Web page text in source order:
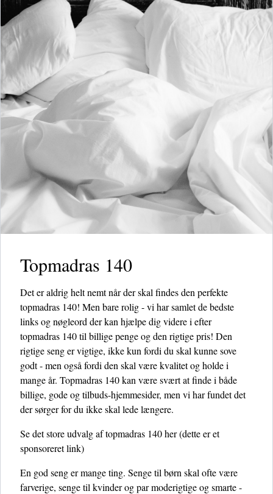
Topmadras 140
Det er aldrig helt nemt når der skal findes den perfekte
topmadras 140! Men bare rolig - vi har samlet de bedste
links og nøgleord der kan hjælpe dig videre i efter
topmadras 140 til billige penge og den rigtige pris! Den
rigtige seng er vigtige, ikke kun fordi du skal kunne sove
godt - men også fordi den skal være kvalitet og holde i
mange år. Topmadras 140 kan være svært at finde i både
billige, gode og tilbuds-hjemmesider, men vi har fundet det
der sørger for du ikke skal lede længere.
Se det store udvalg af topmadras 140 her(dette er et
sponsoreret link)
En god seng er mange ting. Senge til børn skal ofte være
farverige, senge til kvinder og par moderigtige og smarte -